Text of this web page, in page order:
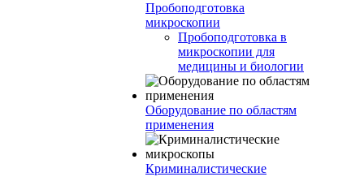
Пробоподготовка
микроскопии
Пробоподготовка в
микроскопии для
медицины и биологии
Оборудование по областям
применения
Криминалистические